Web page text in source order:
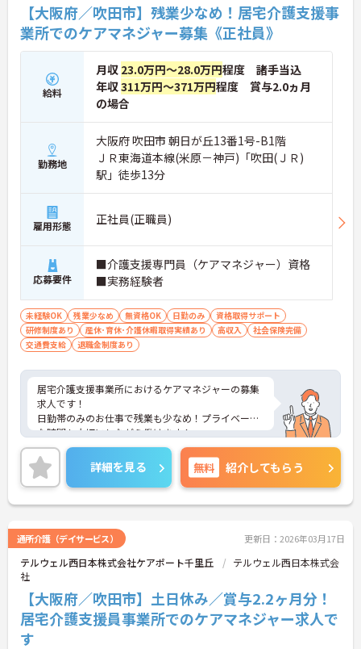
【大阪府／吹田市】残業少なめ！居宅介護支援事
業所でのケアマネジャー募集《正社員》
給料
月収 23.0万円～28.0万円程度 諸手当込
年収311万円～371万円程度 賞与2.0ヵ月
の場合
勤務地
大阪府 吹田市 朝日が丘13番1号-B1階
ＪＲ東海道本線(米原－神戸)「吹田(ＪＲ)
駅」徒歩13分
雇用形態 正社員(正職員)
応募要件
■介護支援専門員（ケアマネジャー）資格
■実務経験者
未経験OK 残業少なめ 無資格OK 日勤のみ
資格取得サポート
研修制度あり
産休･育休･介護休暇取得実績あり 高収入
社会保険完備
交通費支給
退職金制度あり
居宅介護支援事業所におけるケアマネジャーの募集
求人です！
日勤帯のみのお仕事で残業も少なめ！プライベート
な時間も大切にしながら働けます！
ご興味ある方には、面接のポイントなど、さらに詳
細をお話致しますのでお気軽にご相談ください。
詳細を見る 無料 紹介してもらう
通所介護（デイサービス） 更新日：2026年03月17日
テルウェル西日本株式会社ケアポート千里丘
テルウェル西日本株式会
社
【大阪府／吹田市】土日休み／賞与2.2ヶ月分！
居宅介護支援員事業所でのケアマネジャー求人で
す